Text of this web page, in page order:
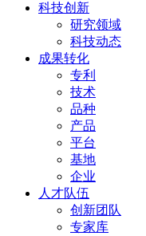
科技创新
研究领域
科技动态
成果转化
专利
技术
品种
产品
平台
基地
企业
人才队伍
创新团队
专家库